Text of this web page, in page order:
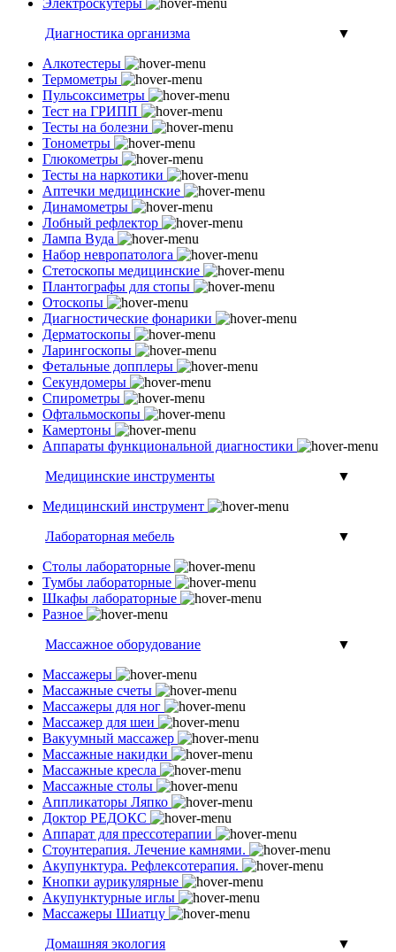
Диагностика организма
▼
Алкотестеры
Термометры
Пульсоксиметры
Тест на ГРИПП
Тесты на болезни
Тонометры
Глюкометры
Тесты на наркотики
Аптечки медицинские
Динамометры
Лобный рефлектор
Лампа Вуда
Набор невропатолога
Стетоскопы медицинские
Плантографы для стопы
Отоскопы
Диагностические фонарики
Дерматоскопы
Ларингоскопы
Фетальные допплеры
Секундомеры
Спирометры
Офтальмоскопы
Камертоны
Аппараты функциональной диагностики
Медицинские инструменты
▼
Медицинский инструмент
Лабораторная мебель
▼
Столы лабораторные
Тумбы лабораторные
Шкафы лабораторные
Разное
Массажное оборудование
▼
Массажеры
Массажные счеты
Массажеры для ног
Массажер для шеи
Вакуумный массажер
Массажные накидки
Массажные кресла
Массажные столы
Аппликаторы Ляпко
Доктор РЕДОКС
Аппарат для прессотерапии
Стоунтерапия. Лечение камнями.
Акупунктура. Рефлексотерапия.
Кнопки аурикулярные
Акупунктурные иглы
Массажеры Шиатцу
Домашняя экология
▼